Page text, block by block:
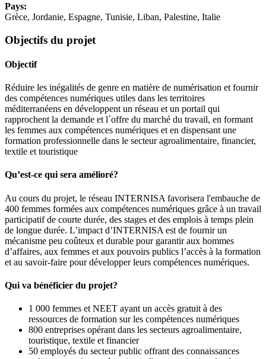
Pays:
Grèce, Jordanie, Espagne, Tunisie, Liban, Palestine, Italie
Objectifs du projet
Objectif
Réduire les inégalités de genre en matière de numérisation et fournir
des compétences numériques utiles dans les territoires
méditerranéens en développent un réseau et un portail qui
rapprochent la demande et l´offre du marché du travail, en formant
les femmes aux compétences numériques et en dispensant une
formation professionnelle dans le secteur agroalimentaire, financier,
textile et touristique
Qu’est-ce qui sera amélioré?
Au cours du projet, le réseau INTERNISA favorisera l'embauche de
400 femmes formées aux compétences numériques grâce à un travail
participatif de courte durée, des stages et des emplois à temps plein
de longue durée. L’impact d’INTERNISA est de fournir un
mécanisme peu coûteux et durable pour garantir aux hommes
d’affaires, aux femmes et aux pouvoirs publics l’accès à la formation
et au savoir-faire pour développer leurs compétences numériques.
Qui va bénéficier du projet?
1 000 femmes et NEET ayant un accès gratuit à des
ressources de formation sur les compétences numériques
800 entreprises opérant dans les secteurs agroalimentaire,
touristique, textile et financier
50 employés du secteur public offrant des connaissances